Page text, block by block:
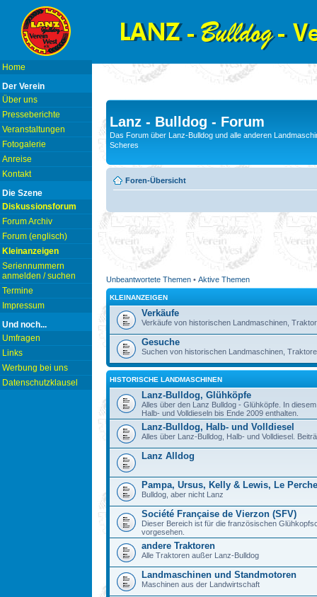
Home
Der Verein
Über uns
Presseberichte
Veranstaltungen
Fotogalerie
Anreise
Kontakt
Die Szene
Diskussionsforum
Forum Archiv
Forum (englisch)
Kleinanzeigen
Seriennummern
anmelden / suchen
Termine
Impressum
Und noch...
Umfragen
Links
Werbung bei uns
Datenschutzklausel
Lanz - Bulldog - Forum
Das Forum über Lanz-Bulldog und alle anderen
Scheres
Foren-Übersicht
Unbeantwortete Themen • Aktive Themen
KLEINANZEIGEN
Verkäufe
Verkäufe von historischen Landmaschinen,
Gesuche
Suchen von historischen Landmaschinen,
HISTORISCHE LANDMASCHINEN
Lanz-Bulldog, Glühköpfe
Alles über den Lanz Bulldog - Glühköpfe. In
Halb- und Volldieseln bis Ende 2009 enthalten.
Lanz-Bulldog, Halb- und Volldiesel
Alles über Lanz-Bulldog, Halb- und Volldiesel.
Lanz Alldog
Pampa, Ursus, Kelly & Lewis, Le
Bulldog, aber nicht Lanz
Société Française de Vierzon (SFV)
Dieser Bereich ist für die französischen
vorgesehen.
andere Traktoren
Alle Traktoren außer Lanz-Bulldog
Landmaschinen und Standmotoren
Maschinen aus der Landwirtschaft